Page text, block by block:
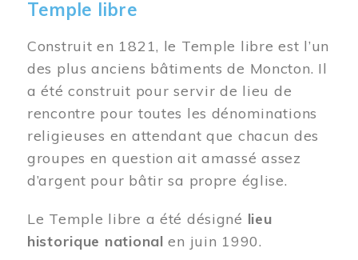
Temple libre
Construit en 1821, le Temple libre est l’un
des plus anciens bâtiments de Moncton. Il
a été construit pour servir de lieu de
rencontre pour toutes les dénominations
religieuses en attendant que chacun des
groupes en question ait amassé assez
d’argent pour bâtir sa propre église.
Le Temple libre a été désigné lieu
historique national en juin 1990.